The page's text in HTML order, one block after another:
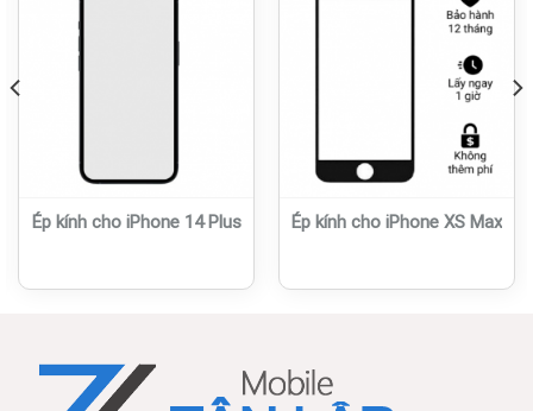
Ép kính cho iPhone 14 Plus Ép kính cho iPhone XS Max